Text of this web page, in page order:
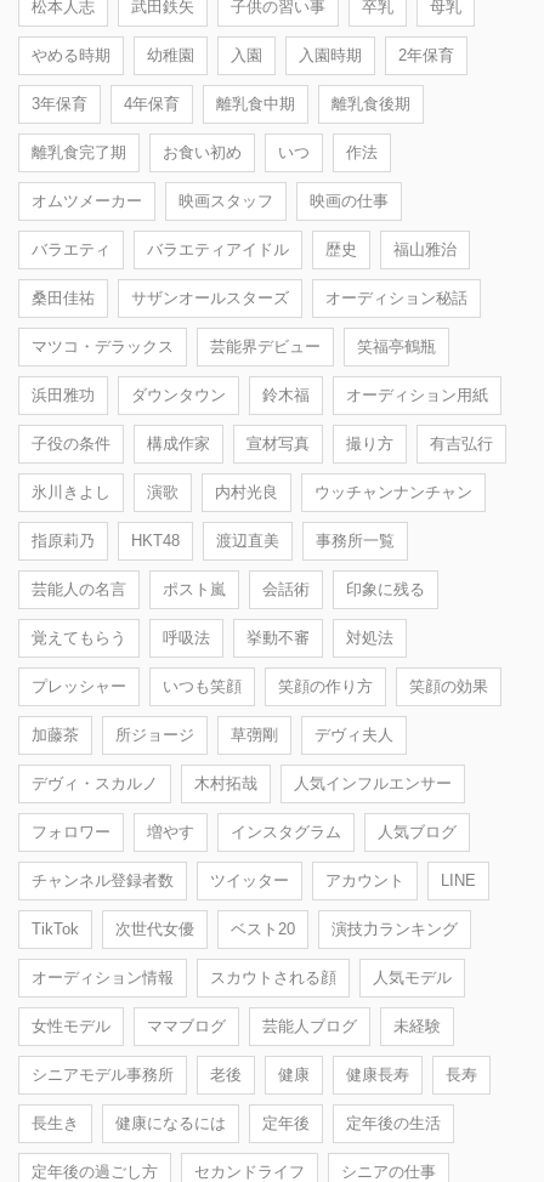
松本人志 武田鉄矢 子供の習い事 卒乳 母乳
やめる時期 幼稚園 入園 入園時期 2年保育
3年保育 4年保育 離乳食中期 離乳食後期
離乳食完了期 お食い初め いつ 作法
オムツメーカー 映画スタッフ 映画の仕事
バラエティ バラエティアイドル 歴史 福山雅治
桑田佳祐 サザンオールスターズ オーディション秘話
マツコ・デラックス 芸能界デビュー 笑福亭鶴瓶
浜田雅功 ダウンタウン 鈴木福 オーディション用紙
子役の条件 構成作家 宣材写真 撮り方 有吉弘行
氷川きよし 演歌 内村光良 ウッチャンナンチャン
指原莉乃 HKT48 渡辺直美 事務所一覧
芸能人の名言 ポスト嵐 会話術 印象に残る
覚えてもらう 呼吸法 挙動不審 対処法
プレッシャー いつも笑顔 笑顔の作り方 笑顔の効果
加藤茶 所ジョージ 草彅剛 デヴィ夫人
デヴィ・スカルノ 木村拓哉 人気インフルエンサー
フォロワー 増やす インスタグラム 人気ブログ
チャンネル登録者数 ツイッター アカウント LINE
TikTok 次世代女優 ベスト20 演技力ランキング
オーディション情報 スカウトされる顔 人気モデル
女性モデル ママブログ 芸能人ブログ 未経験
シニアモデル事務所 老後 健康 健康長寿 長寿
長生き 健康になるには 定年後 定年後の生活
定年後の過ごし方 セカンドライフ シニアの仕事